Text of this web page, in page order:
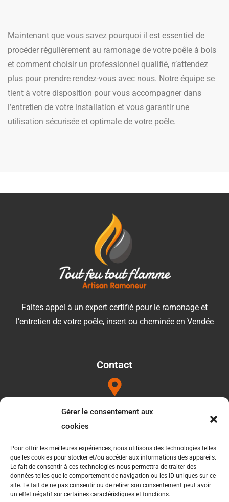
Gérer le consentement aux
cookies
Pour offrir les meilleures expériences, nous utilisons des technologies telles
que les cookies pour stocker et/ou accéder aux informations des appareils.
Le fait de consentir à ces technologies nous permettra de traiter des
données telles que le comportement de navigation ou les ID uniques sur ce
site. Le fait de ne pas consentir ou de retirer son consentement peut avoir
un effet négatif sur certaines caractéristiques et fonctions.
Maintenant que vous savez pourquoi il est essentiel de
procéder régulièrement au ramonage de votre poêle à bois
et comment choisir un professionnel qualifié, n’attendez
plus pour prendre rendez-vous avec nous. Notre équipe se
tient à votre disposition pour vous accompagner dans
l’entretien de votre installation et vous garantir une
utilisation sécurisée et optimale de votre poêle.
Faites appel à un expert certifié pour le ramonage et
l’entretien de votre poêle, insert ou cheminée en Vendée
Contact
1052b les Touilleres 85440 Talmont saint hilaire
Téléphone
06 34 27 49 21